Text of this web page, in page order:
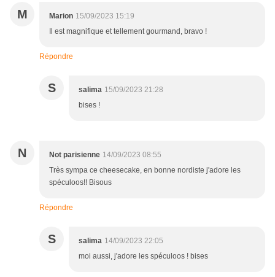
M Marion 15/09/2023 15:19
Il est magnifique et tellement gourmand, bravo !
Répondre
S salima 15/09/2023 21:28
bises !
N Not parisienne 14/09/2023 08:55
Très sympa ce cheesecake, en bonne nordiste j'adore les
spéculoos!! Bisous
Répondre
S salima 14/09/2023 22:05
moi aussi, j'adore les spéculoos ! bises